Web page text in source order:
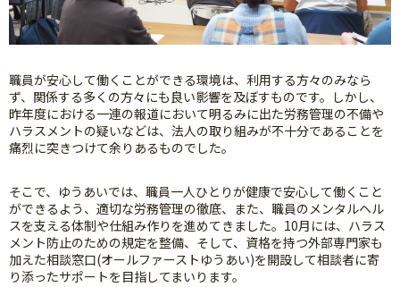
職員が安心して働くことができる環境は、利用する方々のみなら
ず、関係する多くの方々にも良い影響を及ぼすものです。しかし、
昨年度における一連の報道において明るみに出た労務管理の不備や
ハラスメントの疑いなどは、法人の取り組みが不十分であることを
痛烈に突きつけて余りあるものでした。
そこで、ゆうあいでは、職員一人ひとりが健康で安心して働くこと
ができるよう、適切な労務管理の徹底、また、職員のメンタルヘル
スを支える体制や仕組み作りを進めてきました。10月には、ハラス
メント防止のための規定を整備、そして、資格を持つ外部専門家も
加えた相談窓口(オールファーストゆうあい)を開設して相談者に寄
り添ったサポートを目指してまいります。